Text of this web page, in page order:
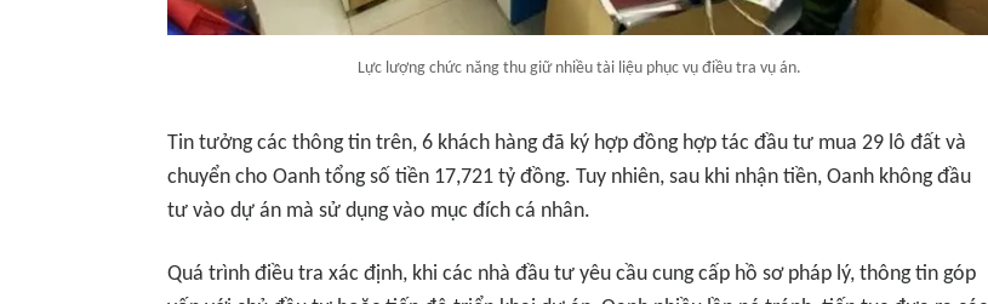
Lực lượng chức năng thu giữ nhiều tài liệu phục vụ điều tra vụ án.
Tin tưởng các thông tin trên, 6 khách hàng đã ký hợp đồng hợp tác đầu tư mua 29 lô đất và
chuyển cho Oanh tổng số tiền 17,721 tỷ đồng. Tuy nhiên, sau khi nhận tiền, Oanh không đầu
tư vào dự án mà sử dụng vào mục đích cá nhân.
Quá trình điều tra xác định, khi các nhà đầu tư yêu cầu cung cấp hồ sơ pháp lý, thông tin góp